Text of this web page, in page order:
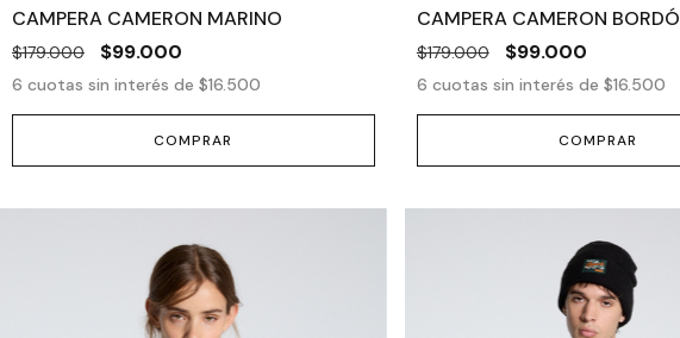
CAMPERA CAMERON MARINO
$179.000 $99.000
6 cuotas sin interés de $16.500
COMPRAR
CAMPERA CAMERON BORDÓ
$179.000 $99.000
6 cuotas sin interés de $16.500
COMPRAR